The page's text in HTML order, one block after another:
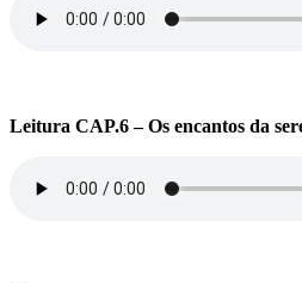
Leitura CAP.6 – Os encantos da